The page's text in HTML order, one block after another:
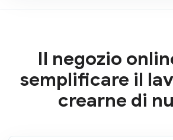
Il negozio
semplificare il
crearne di